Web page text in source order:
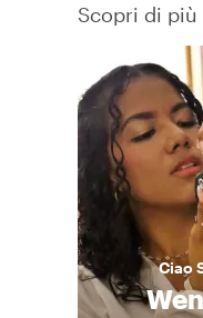
Scopri di
Ciao